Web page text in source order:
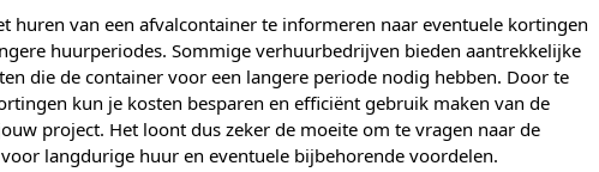
huren van een afvalcontainer te informeren naar eventuele kortingen
huurperiodes. Sommige verhuurbedrijven bieden aantrekkelijke
die de container voor een langere periode nodig hebben. Door te
kun je kosten besparen en efficiënt gebruik maken van de
project. Het loont dus zeker de moeite om te vragen naar de
langdurige huur en eventuele bijbehorende voordelen.